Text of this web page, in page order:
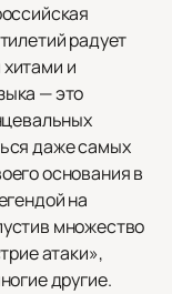
радует
и
— это
даже самых
основания в
на
множество
атаки»,
другие.